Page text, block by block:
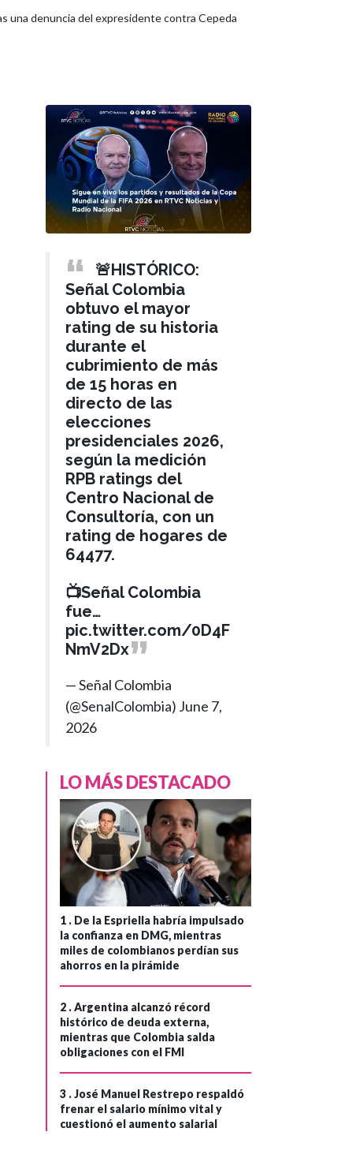
una denuncia del expresidente contra Cepeda
POLÍTICA Hace 1 mes
🚨HISTÓRICO:
Señal Colombia
obtuvo el mayor
rating de su historia
durante el
cubrimiento de más
de 15 horas en
directo de las
elecciones
presidenciales 2026,
según la medición
RPB ratings del
Centro Nacional de
Consultoría, con un
rating de hogares de
64477.
📺Señal Colombia
fue…
pic.twitter.com/0D4F
NmV2Dx
— Señal Colombia
(@SenalColombia) June 7,
2026
LO MÁS DESTACADO
1 . De la Espriella habría impulsado
la confianza en DMG, mientras
miles de colombianos perdían sus
ahorros en la pirámide
2 .Argentina alcanzó récord
histórico de deuda externa,
mientras que Colombia salda
obligaciones con el FMI
3 .José Manuel Restrepo respaldó
frenar el salario mínimo vital y
cuestionó el aumento salarial